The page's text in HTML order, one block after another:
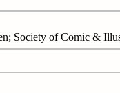
Society of Comic &